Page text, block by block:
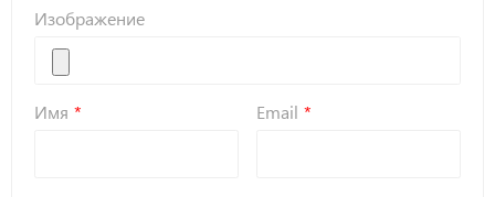
Изображение
Имя Email